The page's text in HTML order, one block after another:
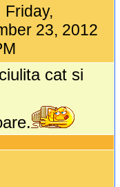
Friday,
23, 2012
cat si